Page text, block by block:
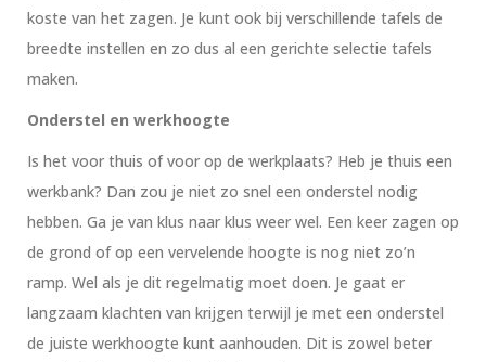
koste van het zagen. Je kunt ook bij verschillende tafels de
breedte instellen en zo dus al een gerichte selectie tafels
maken.
Onderstel en werkhoogte
Is het voor thuis of voor op de werkplaats? Heb je thuis een
werkbank? Dan zou je niet zo snel een onderstel nodig
hebben. Ga je van klus naar klus weer wel. Een keer zagen op
de grond of op een vervelende hoogte is nog niet zo’n
ramp. Wel als je dit regelmatig moet doen. Je gaat er
langzaam klachten van krijgen terwijl je met een onderstel
de juiste werkhoogte kunt aanhouden. Dit is zowel beter